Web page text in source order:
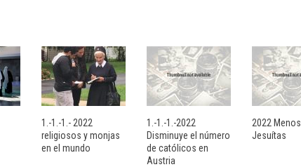
1.-1.-1.- 2022
religiosos y monjas
en el mundo
1.-1.-1.-2022
Disminuye el número
de católicos en
Austria
2022 Menos
Jesuítas